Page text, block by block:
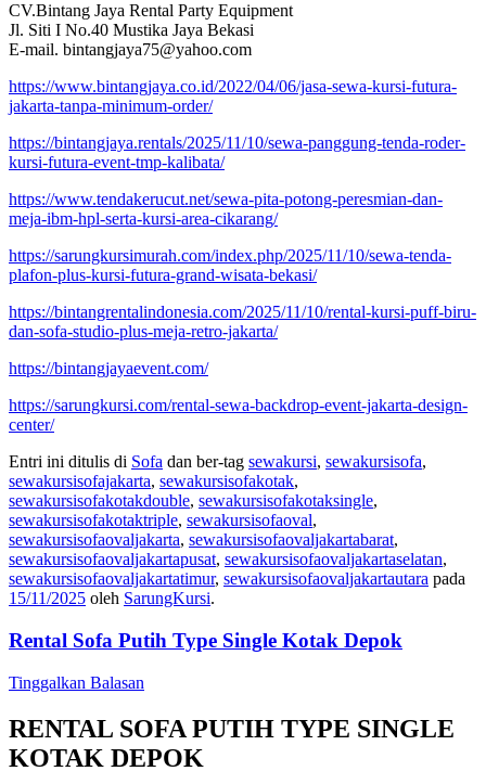
CV.Bintang Jaya Rental Party Equipment
Jl. Siti I No.40 Mustika Jaya Bekasi
E-mail. bintangjaya75@yahoo.com
https://www.bintangjaya.co.id/2022/04/06/jasa-sewa-kursi-futura-
jakarta-tanpa-minimum-order/
https://bintangjaya.rentals/2025/11/10/sewa-panggung-tenda-roder-
kursi-futura-event-tmp-kalibata/
https://www.tendakerucut.net/sewa-pita-potong-peresmian-dan-
meja-ibm-hpl-serta-kursi-area-cikarang/
https://sarungkursimurah.com/index.php/2025/11/10/sewa-tenda-
plafon-plus-kursi-futura-grand-wisata-bekasi/
https://bintangrentalindonesia.com/2025/11/10/rental-kursi-puff-biru-
dan-sofa-studio-plus-meja-retro-jakarta/
https://bintangjayaevent.com/
https://sarungkursi.com/rental-sewa-backdrop-event-jakarta-design-
center/
Entri ini ditulis di Sofa dan ber-tag sewakursi, sewakursisofa,
sewakursisofajakarta, sewakursisofakotak,
sewakursisofakotakdouble, sewakursisofakotaksingle,
sewakursisofakotaktriple, sewakursisofaoval,
sewakursisofaovaljakarta, sewakursisofaovaljakartabarat,
sewakursisofaovaljakartapusat, sewakursisofaovaljakartaselatan,
sewakursisofaovaljakartatimur, sewakursisofaovaljakartautara pada
15/11/2025 oleh SarungKursi.
Rental Sofa Putih Type Single Kotak Depok
Tinggalkan Balasan
RENTAL SOFA PUTIH TYPE SINGLE
KOTAK DEPOK